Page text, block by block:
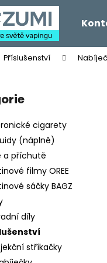
Příslušenství
cigarety
(náplně)
a příchutě
filmy OREE
sáčky BAGZ
díly
stříkačky